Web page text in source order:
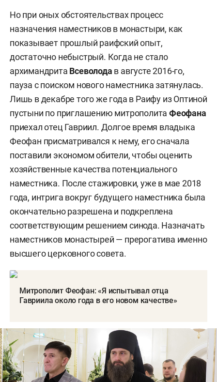
деревней Красный Яр Айшинского сельского
поселения и индустриального парка «Яшел Узән»
площадью 20 тыс. кв. м на 1 тыс. рабочих мест.
Суммарный объем инвестиций в три проекта в
2022 году оценивался в 22 млрд рублей. Но о
проекте нового музея на территории Раифы под
«крылом» Егорова прежде не сообщалось.
Но при оных обстоятельствах процесс
назначения наместников в монастыри, как
показывает прошлый раифский опыт,
достаточно небыстрый. Когда не стало
архимандрита Всеволода в августе 2016-го,
пауза с поиском нового наместника затянулась.
Лишь в декабре того же года в Раифу из Оптиной
пустыни по приглашению митрополита Феофана
приехал отец Гавриил. Долгое время владыка
Феофан присматривался к нему, его сначала
поставили экономом обители, чтобы оценить
хозяйственные качества потенциального
наместника. После стажировки, уже в мае 2018
года, интрига вокруг будущего наместника была
окончательно разрешена и подкреплена
соответствующим решением синода. Назначать
наместников монастырей — прерогатива именно
высшего церковного совета.
Митрополит Феофан: «Я испытывал отца
Гавриила около года в его новом качестве»